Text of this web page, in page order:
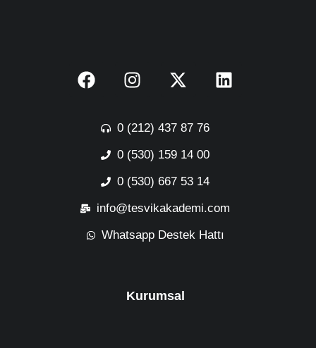
0 (212) 437 87 76
0 (530) 159 14 00
0 (530) 667 53 14
info@tesvikakademi.com
Whatsapp Destek Hattı
Kurumsal